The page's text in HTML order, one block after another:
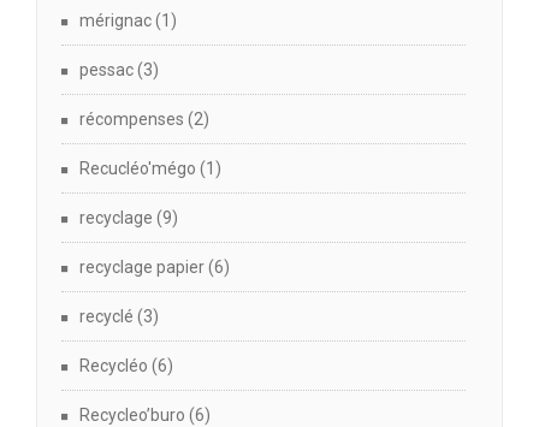
mérignac(1)
pessac(3)
récompenses (2)
Recucléo'mégo (1)
recyclage (9)
recyclage papier(6)
recyclé (3)
Recycléo (6)
Recycleo’buro (6)